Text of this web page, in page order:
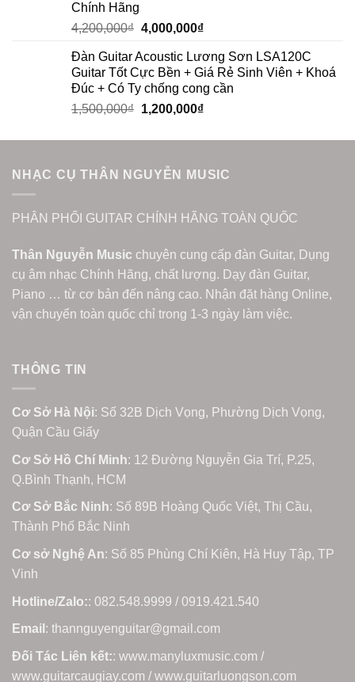
Chính Hãng
4,200,000₫ 4,000,000₫
Đàn Guitar Acoustic Lương Sơn LSA120C
Guitar Tốt Cực Bền + Giá Rẻ Sinh Viên + Khoá
Đúc + Có Ty chống cong cần
1,500,000₫ 1,200,000₫
NHẠC CỤ THÂN NGUYỄN MUSIC
PHÂN PHỐI GUITAR CHÍNH HÃNG TOÀN QUỐC
Thân Nguyễn Music chuyên cung cấp đàn Guitar, Dụng
cụ âm nhạc Chính Hãng, chất lượng. Dạy đàn Guitar,
Piano … từ cơ bản đến nâng cao. Nhận đặt hàng Online,
vận chuyển toàn quốc chỉ trong 1-3 ngày làm việc.
THÔNG TIN
Cơ Sở Hà Nội: Số 32B Dịch Vọng, Phường Dịch Vọng,
Quận Cầu Giấy
Cơ Sở Hồ Chí Minh: 12 Đường Nguyễn Gia Trí, P.25,
Q.Bình Thạnh, HCM
Cơ Sở Bắc Ninh: Số 89B Hoàng Quốc Việt, Thị Cầu,
Thành Phố Bắc Ninh
Cơ sở Nghệ An: Số 85 Phùng Chí Kiên, Hà Huy Tập, TP
Vinh
Hotline/Zalo:: 082.548.9999 / 0919.421.540
Email : thannguyenguitar@gmail.com
Đối Tác Liên kết:: www.manyluxmusic.com /
www.guitarcaugiay.com / www.guitarluongson.com